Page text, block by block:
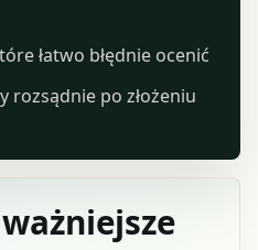
łatwo błędnie ocenić
rozsądnie po złożeniu